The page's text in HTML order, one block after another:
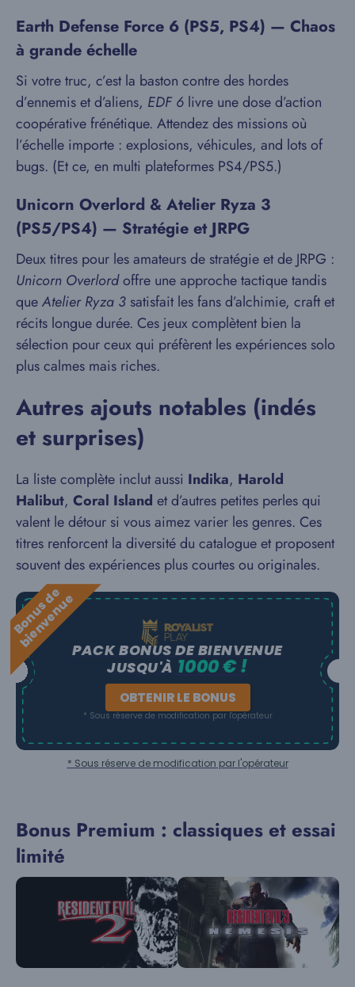
Earth Defense Force 6 (PS5, PS4) — Chaos
à grande échelle
Si votre truc, c’est la baston contre des hordes
d’ennemis et d’aliens, EDF 6 livre une dose d’action
coopérative frénétique. Attendez des missions où
l’échelle importe : explosions, véhicules, and lots of
bugs. (Et ce, en multi plateformes PS4/PS5.)
Unicorn Overlord & Atelier Ryza 3
(PS5/PS4) — Stratégie et JRPG
Deux titres pour les amateurs de stratégie et de JRPG :
Unicorn Overlordoffre une approche tactique tandis
queAtelier Ryza 3 satisfait les fans d’alchimie, craft et
récits longue durée. Ces jeux complètent bien la
sélection pour ceux qui préfèrent les expériences solo
plus calmes mais riches.
Autres ajouts notables (indés
et surprises)
La liste complète inclut aussi Indika, Harold
Halibut, Coral Island et d’autres petites perles qui
valent le détour si vous aimez varier les genres. Ces
titres renforcent la diversité du catalogue et proposent
souvent des expériences plus courtes ou originales.
B
o
n
u
s
d
e
b
i
e
n
v
e
n
u
ePACK BONUS DE BIENVENUE
JUSQU'À 1000 € !
OBTENIR LE BONUS
* Sous réserve de modification par l'opérateur
* Sous réserve de modification par l'opérateur
Bonus Premium : classiques et essai
limité